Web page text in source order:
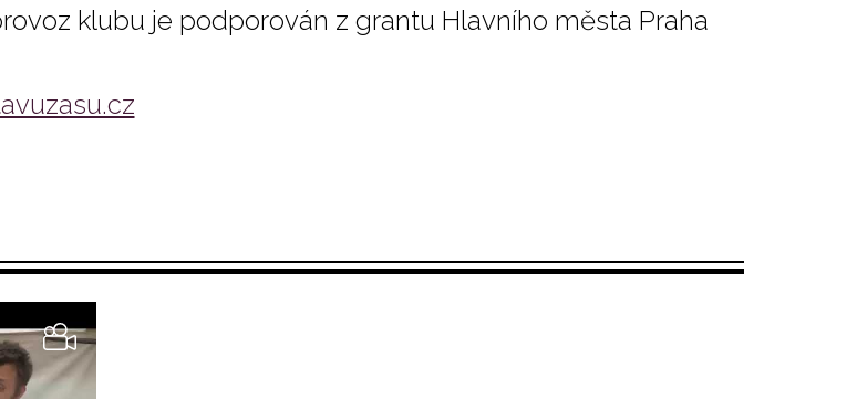
klubu je podporován z grantu Hlavního města Praha